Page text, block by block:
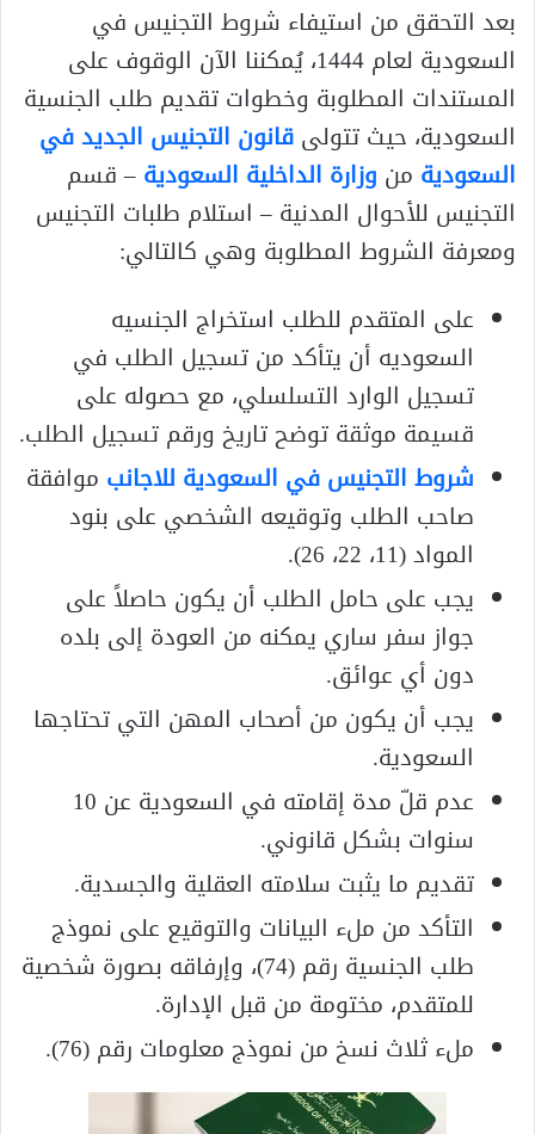
بعد التحقق من استيفاء شروط التجنيس في
السعودية لعام 1444، يُمكننا الآن الوقوف على
المستندات المطلوبة وخطوات تقديم طلب الجنسية
السعودية، حيث تتولىقانون التجنيس الجديد في
السعودية من وزارة الداخلية السعودية– قسم
التجنيس للأحوال المدنية – استلام طلبات التجنيس
ومعرفة الشروط المطلوبة وهي كالتالي:
على المتقدم للطلب استخراج الجنسيه
السعوديه أن يتأكد من تسجيل الطلب في
تسجيل الوارد التسلسلي، مع حصوله على
قسيمة موثقة توضح تاريخ ورقم تسجيل الطلب.
شروط التجنيس في السعودية للاجانب موافقة
صاحب الطلب وتوقيعه الشخصي على بنود
المواد (11، 22، 26).
يجب على حامل الطلب أن يكون حاصلاً على
جواز سفر ساري يمكنه من العودة إلى بلده
دون أي عوائق.
يجب أن يكون من أصحاب المهن التي تحتاجها
السعودية.
عدم قلّ مدة إقامته في السعودية عن 10
سنوات بشكل قانوني.
تقديم ما يثبت سلامته العقلية والجسدية.
التأكد من ملء البيانات والتوقيع على نموذج
طلب الجنسية رقم (74)، وإرفاقه بصورة شخصية
للمتقدم، مختومة من قبل الإدارة.
ملء ثلاث نسخ من نموذج معلومات رقم (76).